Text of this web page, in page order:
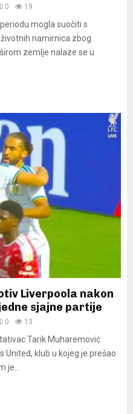
0 19
mogla suočiti s
namirnica zbog
zemlje nalaze se u
Liverpoola nakon
sjajne partije
0 13
Tarik Muharemović
United, klub u kojeg je prešao
je...